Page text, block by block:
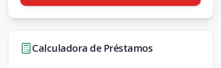
Calculadora de Préstamos